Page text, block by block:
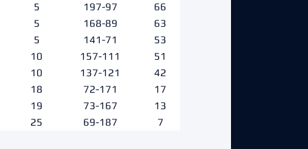
5 197-97
66
5 168-89
63
5 141-71
53
10 157-111
51
10 137-121
42
18 72-171
17
19 73-167
13
25 69-187 7